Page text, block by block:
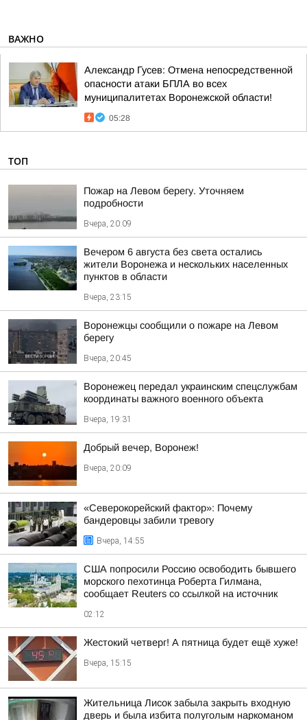
ВАЖНО
Александр Гусев: Отмена непосредственной
опасности атаки БПЛА во всех
муниципалитетах Воронежской области!
05:28
ТОП
Пожар на Левом берегу. Уточняем
подробности
Вчера, 20:09
Вечером 6 августа без света остались
жители Воронежа и нескольких населенных
пунктов в области
Вчера, 23:15
Воронежцы сообщили о пожаре на Левом
берегу
Вчера, 20:45
Воронежец передал украинским спецслужбам
координаты важного военного объекта
Вчера, 19:31
Добрый вечер, Воронеж!
Вчера, 20:09
«Северокорейский фактор»: Почему
бандеровцы забили тревогу
Вчера, 14:55
США попросили Россию освободить бывшего
морского пехотинца Роберта Гилмана,
сообщает Reuters со ссылкой на источник
02:12
Жестокий четверг! А пятница будет ещё хуже!
Вчера, 15:15
Жительница Лисок забыла закрыть входную
дверь и была избита полуголым наркоманом